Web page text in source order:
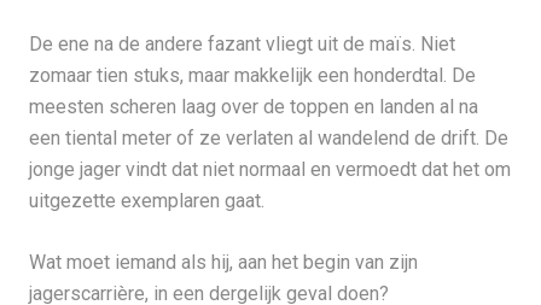
De ene na de andere fazant vliegt uit de maïs. Niet
zomaar tien stuks, maar makkelijk een honderdtal. De
meesten scheren laag over de toppen en landen al na
een tiental meter of ze verlaten al wandelend de drift. De
jonge jager vindt dat niet normaal en vermoedt dat het om
uitgezette exemplaren gaat.
Wat moet iemand als hij, aan het begin van zijn
jagerscarrière, in een dergelijk geval doen?